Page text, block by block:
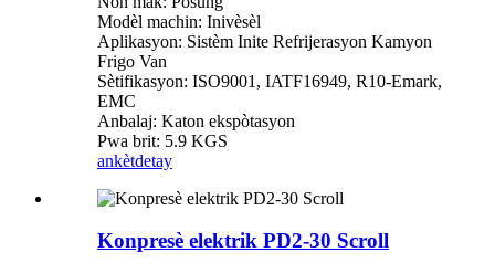
Modèl machin: Inivèsèl
Aplikasyon: Sistèm Inite Refrijerasyon Kamyon
Frigo Van
Sètifikasyon: ISO9001, IATF16949, R10-Emark,
EMC
Anbalaj: Katon ekspòtasyon
Pwa brit: 5.9 KGS
ankètdetay
Konpresè elektrik PD2-30 Scroll